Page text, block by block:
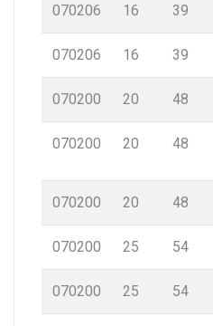
070206 16 39
070206 16 39
070200 20 48
070200 20 48
070200 20 48
070200 25 54
070200 25 54